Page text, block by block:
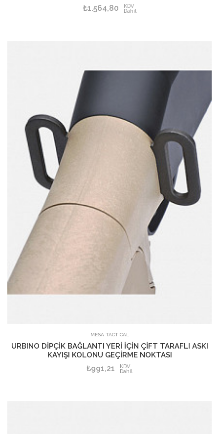
₺1.564,80 KDV
Dahil
MESA TACTICAL
URBINO DİPÇİK BAĞLANTI YERİ İÇİN ÇİFT TARAFLI ASKI
KAYIŞI KOLONU GEÇİRME NOKTASI
₺991,21 KDV
Dahil